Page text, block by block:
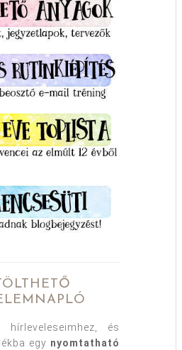
hírleveleseimhez, és
egy nyomtatható